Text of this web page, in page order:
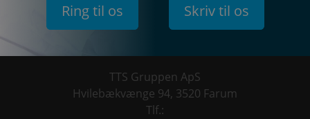
Ring til os Skriv til os
TTS Gruppen ApS
Hvilebækvænge 94, 3520 Farum
Tlf.: